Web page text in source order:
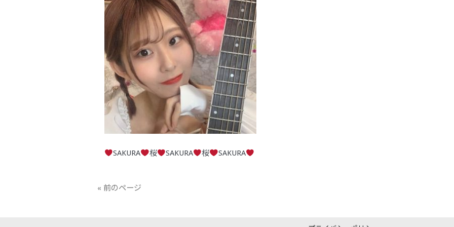
SAKURA 桜 SAKURA 桜 SAKURA
« 前のページ